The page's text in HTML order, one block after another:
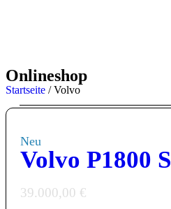
Onlineshop
Startseite / Volvo
Neu
Volvo P1800 S
39.000,00 €